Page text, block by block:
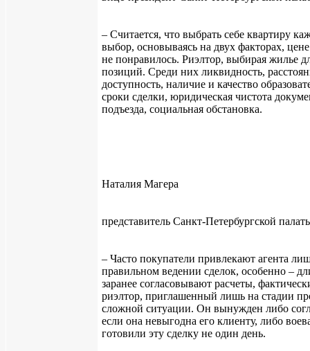
– Считается, что выбрать себе квартиру
выбор, основываясь на двух факторах,
не понравилось. Риэлтор, выбирая жилье
позиций. Среди них ликвидность,
доступность, наличие и качество
сроки сделки, юридическая чистота
подъезда, социальная обстановка.
Наталия Магера
представитель Санкт-Петербургской
– Часто покупатели привлекают агента
правильном ведении сделок, особенно –
заранее согласовывают расчеты,
риэлтор, приглашенный лишь на стадии
сложной ситуации. Он вынужден либо
если она невыгодна его клиенту, либо
готовили эту сделку не один день.